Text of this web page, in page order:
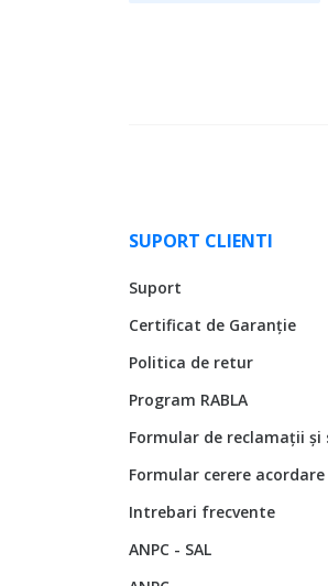
SUPORT CLIENTI
Suport
Certificat de Garanție
Politica de retur
Program RABLA
Formular de reclamații și
Formular cerere
Intrebari frecvente
ANPC - SAL